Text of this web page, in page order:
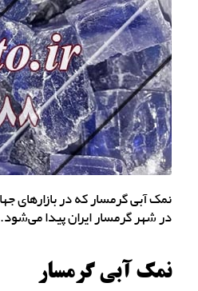
در شهر گرمسار ایران پیدا می‌شود.
نمک آبی گرمسار